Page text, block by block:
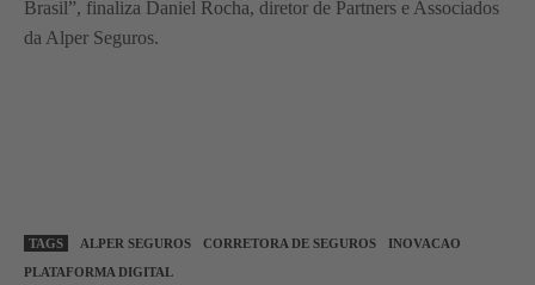
Brasil”, finaliza Daniel Rocha, diretor de Partners e Associados
da Alper Seguros.
TAGS ALPER SEGUROS CORRETORA DE SEGUROS
INOVACAO
PLATAFORMA DIGITAL